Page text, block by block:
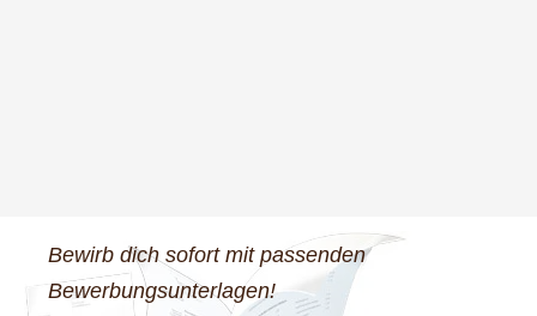
Bewirb dich sofort mit passenden
Bewerbungsunterlagen!